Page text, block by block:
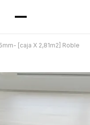
[caja X 2,81m2] Roble